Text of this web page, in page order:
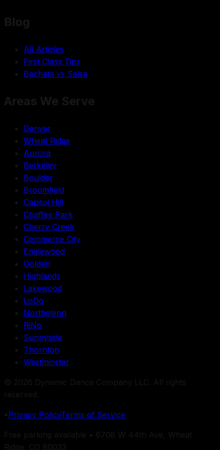
All Articles
First Class Tips
Bachata vs Salsa
Denver
Wheat Ridge
Aurora
Berkeley
Boulder
Broomfield
Capitol Hill
Chaffee Park
Cherry Creek
Commerce City
Englewood
Golden
Highlands
Lakewood
LoDo
Northglenn
RiNo
Sunnyside
Thornton
Westminster
Privacy PolicyTerms of Service